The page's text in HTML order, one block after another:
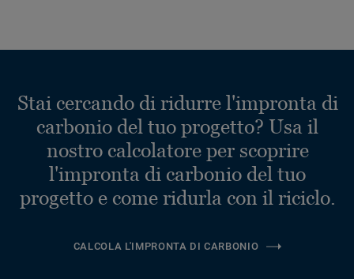
Stai cercando di ridurre l'impronta di
carbonio del tuo progetto? Usa il
nostro calcolatore per scoprire
l'impronta di carbonio del tuo
progetto e come ridurla con il riciclo.
CALCOLA L'IMPRONTA DI CARBONIO